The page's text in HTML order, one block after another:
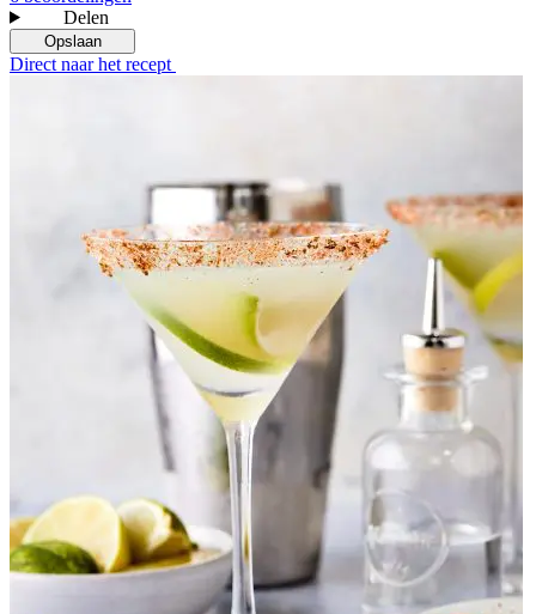
Delen
Opslaan
Direct naar het recept